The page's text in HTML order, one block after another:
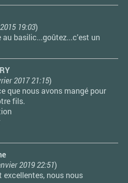
19:03)
au basilic...goûtez...c'est un
2017 21:15)
que nous avons mangé pour
fils.
2019 22:51)
excellentes, nous nous